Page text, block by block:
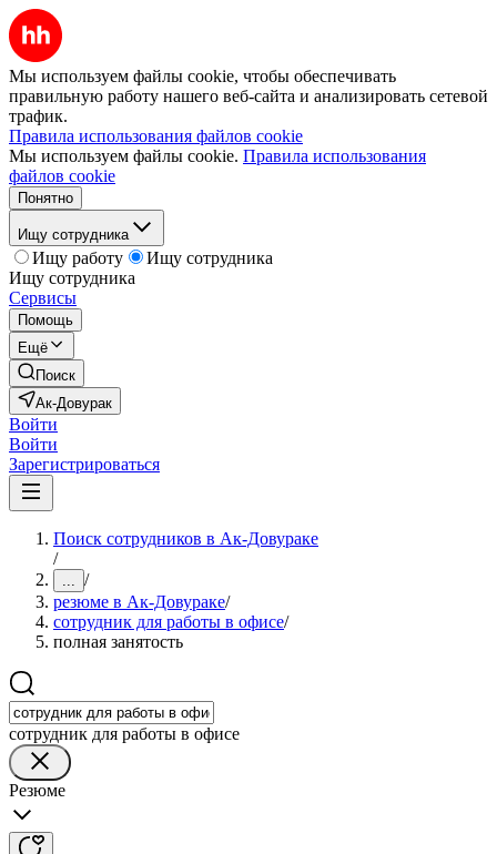
Мы используем файлы cookie, чтобы обеспечивать
правильную работу нашего веб-сайта и анализировать сетевой
трафик.
Правила использования файлов cookie
Мы используем файлы cookie. Правила использования
файлов cookie
Понятно
Ищу сотрудника
Ищу работу
Ищу сотрудника
Ищу сотрудника
Сервисы
Помощь
Ещё
Поиск
Ак-Довурак
Войти
Войти
Зарегистрироваться
Поиск сотрудников в Ак-Довураке
/
... /
резюме в Ак-Довураке/
сотрудник для работы в офисе/
полная занятость
сотрудник для работы в офисе
Резюме